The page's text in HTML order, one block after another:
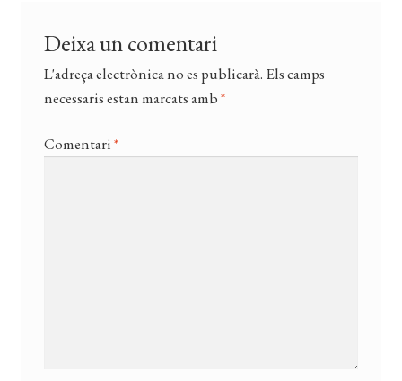
Deixa un comentari
L'adreça electrònica no es publicarà. Els camps
necessaris estan marcats amb*
Comentari*